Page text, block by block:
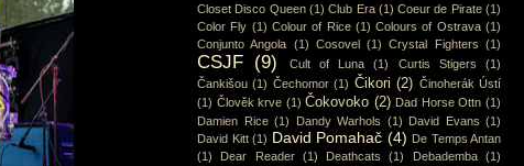
Closet Disco Queen (1) Club Era (1) Coeur de Pirate (1)
Color Fly (1) Colour of Rice (1) Colours of Ostrava (1)
Conjunto Angola (1) Cosovel (1) Crystal Fighters (1)
CSJF (9) Cult of Luna (1) Curtis Stigers
(1)
Čankišou (1) Čechomor (1) Čikori (2) Činoherák Ústí
(1) Člověk krve (1) Čokovoko (2) Dad Horse Ottn (1)
Damien Rice (1) Dandy Warhols (1) David Evans (1)
David Kitt (1) David Pomahač (4) De Temps Antan
(1)
Dear Reader (1) Deathcats (1) Debademba
(1)